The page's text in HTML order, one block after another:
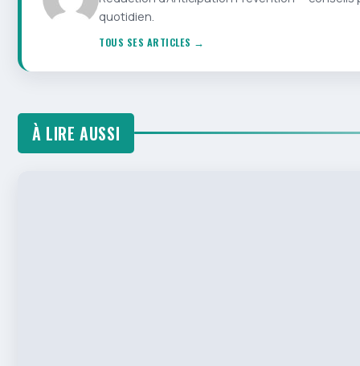
quotidien.
TOUS SES ARTICLES →
À LIRE AUSSI